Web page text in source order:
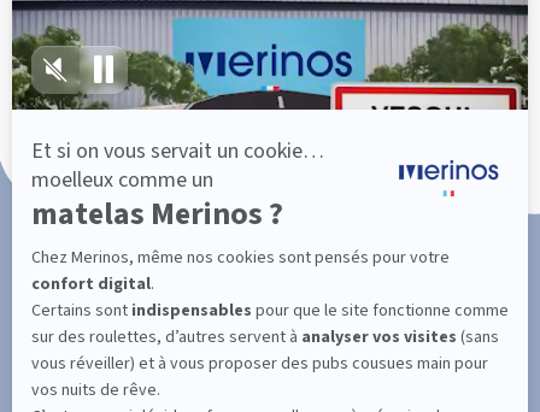
101 nuits d'essai*
Paiement en 3x ou 4x sans frais
SUIVEZ L'ACTUALITÉ DE MERINOS !